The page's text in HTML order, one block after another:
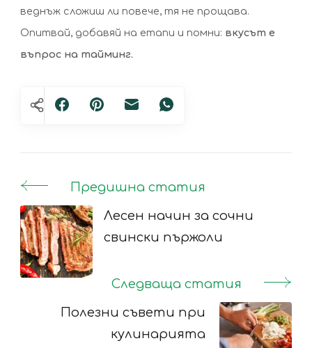
веднъж сложиш ли повече, тя не прощава.
Опитвай, добавяй на етапи и помни: вкусът е
въпрос на тайминг.
Post
Navigation
Предишна статия
Лесен начин за сочни
свински пържоли
Следваща статия
Полезни съвети при
кулинарията